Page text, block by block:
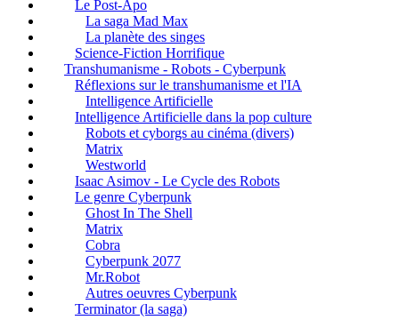
Le Post-Apo
La saga Mad Max
La planète des singes
Science-Fiction Horrifique
Transhumanisme - Robots - Cyberpunk
Réflexions sur le transhumanisme et l'IA
Intelligence Artificielle
Intelligence Artificielle dans la pop culture
Robots et cyborgs au cinéma (divers)
Matrix
Westworld
Isaac Asimov - Le Cycle des Robots
Le genre Cyberpunk
Ghost In The Shell
Matrix
Cobra
Cyberpunk 2077
Mr.Robot
Autres oeuvres Cyberpunk
Terminator (la saga)